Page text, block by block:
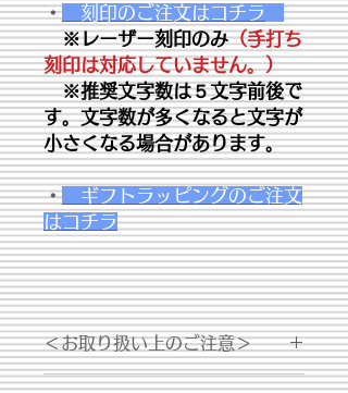
・
刻印のご注文はコチラ
※レーザー刻印のみ（手打ち
刻印は対応していません。）
※推奨文字数は５文字前後で
す。文字数が多くなると文字が
小さくなる場合があります。
・ ギフトラッピングのご注文
はコチラ
＜お取り扱い上のご注意＞
・シルバー製品は経年変化により変色